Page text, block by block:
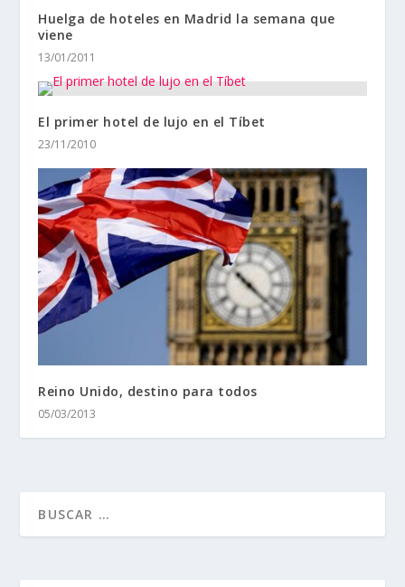
Huelga de hoteles en Madrid la semana que
viene
13/01/2011
El primer hotel de lujo en el Tíbet
23/11/2010
Reino Unido, destino para todos
05/03/2013